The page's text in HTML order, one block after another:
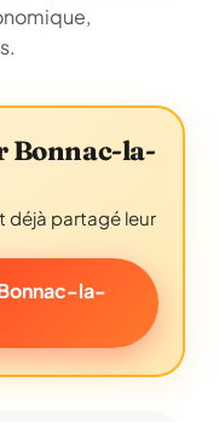
Bonnac-la-
déjà partagé leur
la-